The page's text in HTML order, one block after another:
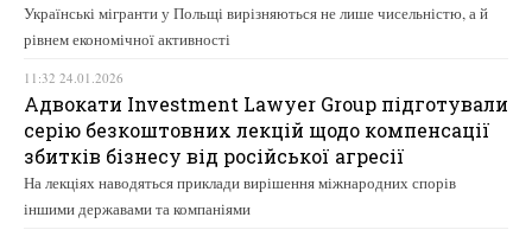
Українські мігранти у Польщі вирізняються не лише чисельністю, а й
рівнем економічної активності
11:32 24.01.2026
Адвокати Investment Lawyer Group підготували
серію безкоштовних лекцій щодо компенсації
збитків бізнесу від російської агресії
На лекціях наводяться приклади вирішення міжнародних спорів
іншими державами та компаніями